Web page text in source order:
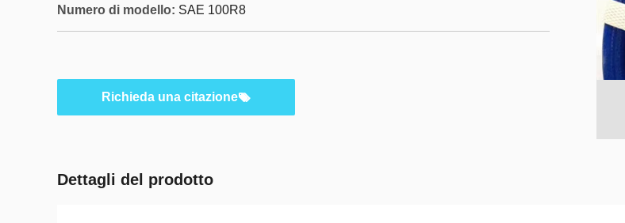
Numero di modello: SAE 100R8
Richieda una citazione
Dettagli del prodotto